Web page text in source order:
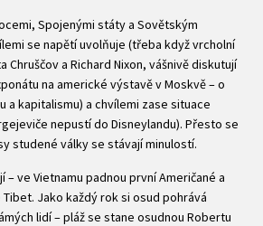
Spojenými státy a Sovětským
se napětí uvolňuje (třeba když vrcholní
Chruščov a Richard Nixon, vášnivě diskutují
na americké výstavě v Moskvě – o
a kapitalismu) a chvílemi zase situace
nepustí do Disneylandu). Přesto se
studené války se stávají minulostí.
– ve Vietnamu padnou první Američané a
Jako každý rok si osud pohrává
lidí – pláž se stane osudnou Robertu